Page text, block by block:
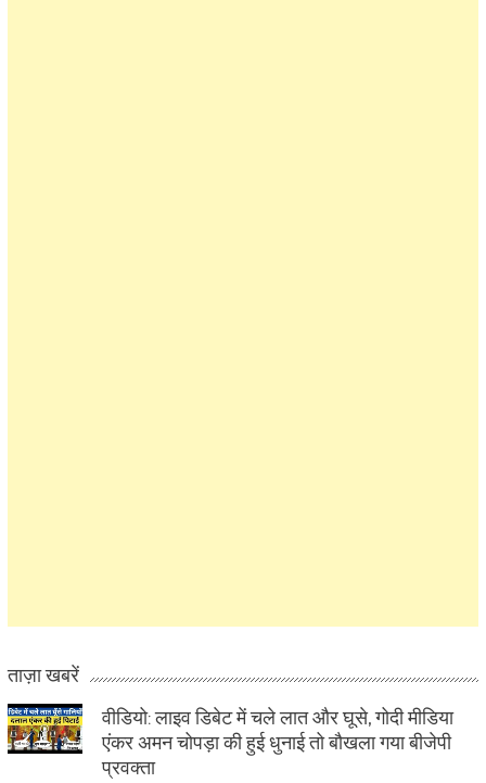
ताज़ा खबरें
वीडियो: लाइव डिबेट में चले लात और घूसे, गोदी मीडिया
एंकर अमन चोपड़ा की हुई धुनाई तो बौखला गया बीजेपी
प्रवक्ता